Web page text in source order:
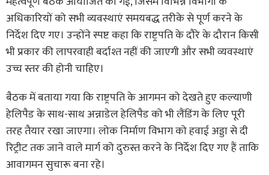
अधिकारियों को सभी व्यवस्थाएं समयबद्ध तरीके से पूर्ण करने के
निर्देश दिए गए। उन्होंने स्पष्ट कहा कि राष्ट्रपति के दौरे के दौरान किसी
भी प्रकार की लापरवाही बर्दाश्त नहीं की जाएगी और सभी व्यवस्थाएं
उच्च स्तर की होनी चाहिए।
बैठक में बताया गया कि राष्ट्रपति के आगमन को देखते हुए कल्याणी
हेलिपैड के साथ-साथ अन्नाडेल हेलिपैड को भी लैंडिंग के लिए पूरी
तरह तैयार रखा जाएगा। लोक निर्माण विभाग को हवाई अड्डा से दी
रिट्रीट तक जाने वाले मार्ग को दुरुस्त करने के निर्देश दिए गए हैं ताकि
आवागमन सुचारू बना रहे।